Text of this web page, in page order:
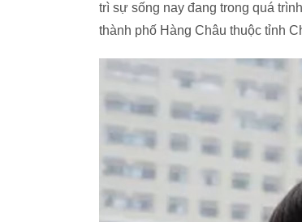
trì sự sống nay đang trong quá
thành phố Hàng Châu thuộc tỉnh